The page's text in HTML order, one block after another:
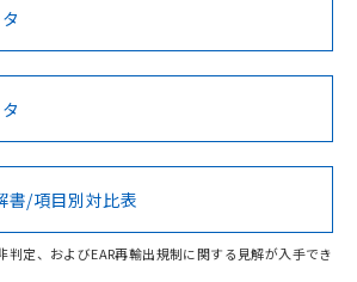
項・凡例
Hg Cd Cr(VI)
O書/項目別対比表
判定、およびEAR再輸出規制に関する見解が入手でき